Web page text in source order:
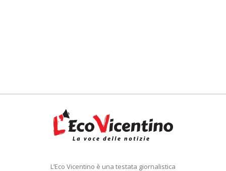
L’Eco Vicentino è una testata giornalistica